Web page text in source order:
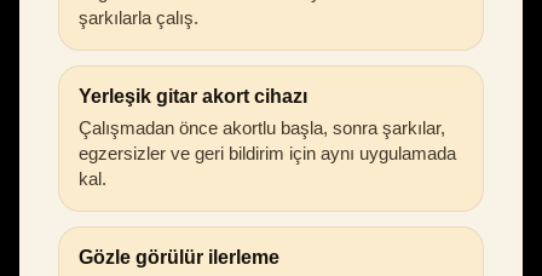
şarkılarla çalış.
Yerleşik gitar akort cihazı
Çalışmadan önce akortlu başla, sonra şarkılar,
egzersizler ve geri bildirim için aynı uygulamada
kal.
Gözle görülür ilerleme